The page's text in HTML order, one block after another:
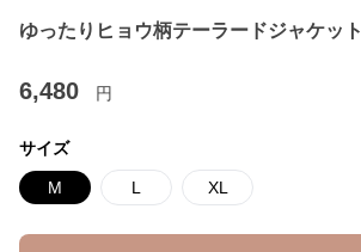
ゆったりヒョウ柄テーラードジャケット
6,480 円
サイズ
M L XL